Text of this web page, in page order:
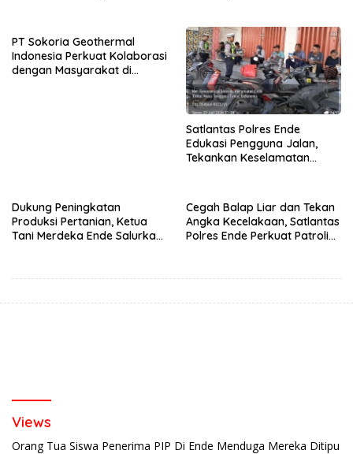
PT Sokoria Geothermal
Indonesia Perkuat Kolaborasi
dengan Masyarakat di
Satlantas Polres Ende
Edukasi Pengguna Jalan,
Tekankan Keselamatan
Dukung Peningkatan
Produksi Pertanian, Ketua
Tani Merdeka Ende Salurkan
Cegah Balap Liar dan Tekan
Angka Kecelakaan, Satlantas
Polres Ende Perkuat Patroli
Views
Orang Tua Siswa Penerima PIP Di Ende Menduga Mereka Ditipu